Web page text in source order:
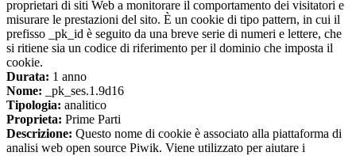
proprietari di siti Web a monitorare il comportamento dei visitatori e
misurare le prestazioni del sito. È un cookie di tipo pattern, in cui il
prefisso _pk_id è seguito da una breve serie di numeri e lettere, che
si ritiene sia un codice di riferimento per il dominio che imposta il
cookie.
Durata: 1 anno
Nome: _pk_ses.1.9d16
Tipologia: analitico
Proprieta: Prime Parti
Descrizione: Questo nome di cookie è associato alla piattaforma di
analisi web open source Piwik. Viene utilizzato per aiutare i